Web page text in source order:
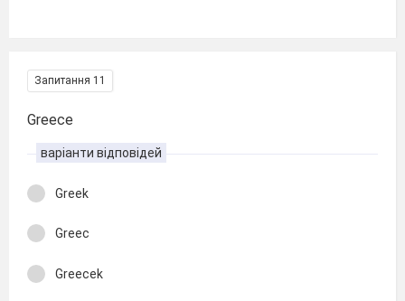
Запитання 11
Greece
варіанти відповідей
Greek
Greec
Greecek